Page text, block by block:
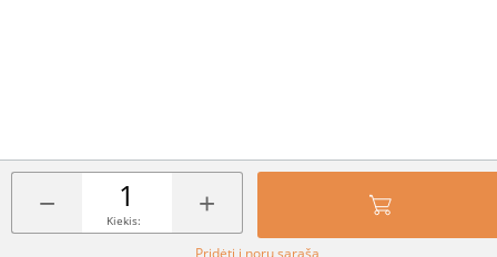
− +
Kiekis:
Pridėti į norų sąrašą